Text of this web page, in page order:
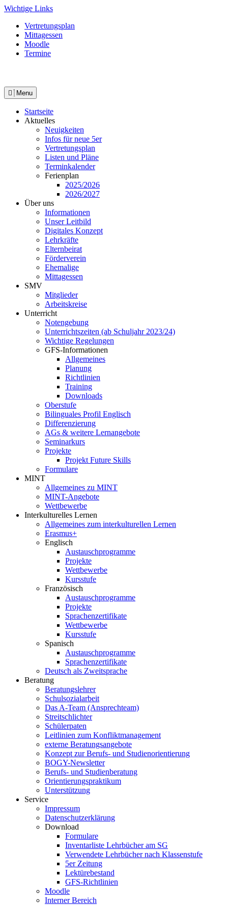
Skip
content
Wichtige Links
Vertretungsplan
Mittagessen
Moodle
Termine
Menu
Startseite
Aktuelles
Neuigkeiten
Infos für neue 5er
Vertretungsplan
Listen und Pläne
Terminkalender
Ferienplan
2025/2026
2026/2027
Über uns
Informationen
Unser Leitbild
Digitales Konzept
Lehrkräfte
Elternbeirat
Förderverein
Ehemalige
Mittagessen
SMV
Mitglieder
Arbeitskreise
Unterricht
Notengebung
Unterrichtszeiten (ab Schuljahr 2023/24)
Wichtige Regelungen
GFS-Informationen
Allgemeines
Planung
Richtlinien
Training
Downloads
Oberstufe
Bilinguales Profil Englisch
Differenzierung
AGs & weitere Lernangebote
Seminarkurs
Projekte
Projekt Future Skills
Formulare
MINT
Allgemeines zu MINT
MINT-Angebote
Wettbewerbe
Interkulturelles Lernen
Allgemeines zum interkulturellen Lernen
Erasmus+
Englisch
Austauschprogramme
Projekte
Wettbewerbe
Kursstufe
Französisch
Austauschprogramme
Projekte
Sprachenzertifikate
Wettbewerbe
Kursstufe
Spanisch
Austauschprogramme
Sprachenzertifikate
Deutsch als Zweitsprache
Beratung
Beratungslehrer
Schulsozialarbeit
Das A-Team (Ansprechteam)
Streitschlichter
Schülerpaten
Leitlinien zum Konfliktmanagement
externe Beratungsangebote
Konzept zur Berufs- und Studienorientierung
BOGY-Newsletter
Berufs- und Studienberatung
Orientierungspraktikum
Unterstützung
Service
Impressum
Datenschutzerklärung
Download
Formulare
Inventarliste Lehrbücher am SG
Verwendete Lehrbücher nach Klassenstufe
5er Zeitung
Lektürebestand
GFS-Richtlinien
Moodle
Interner Bereich